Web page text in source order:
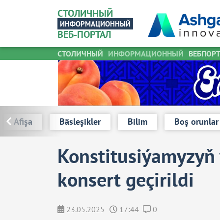
СТОЛИЧНЫЙ
ИНФОРМАЦИОННЫЙ
ВЕБ-ПОРТАЛ
СТОЛИЧНЫЙ ИНФОРМАЦИОННЫЙ Her gün
Afişa Bäsleşikler Bilim Boş orunlar
konsert geçirildi
23.05.2025 17:44 0